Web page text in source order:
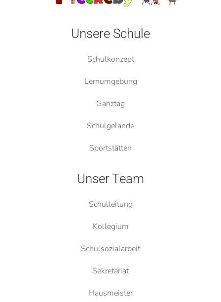
Unsere Schule
Schulkonzept
Lernumgebung
Ganztag
Schulgelände
Sportstätten
Unser Team
Schulleitung
Kollegium
Schulsozialarbeit
Sekretariat
Hausmeister